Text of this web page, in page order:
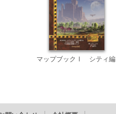
マップブックⅠ シティ編